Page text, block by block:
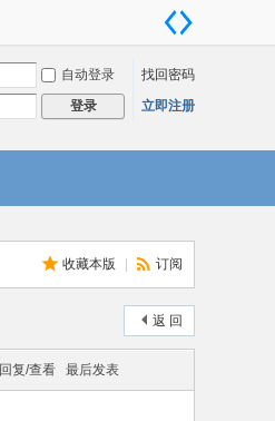
自动登录
找回密码
登录 立即注册
收藏本版 订阅
返 回
回复/查看 最后发表